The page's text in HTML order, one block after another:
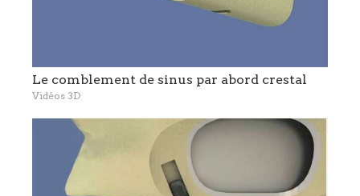
Le comblement de sinus par abord crestal
Vidéos 3D